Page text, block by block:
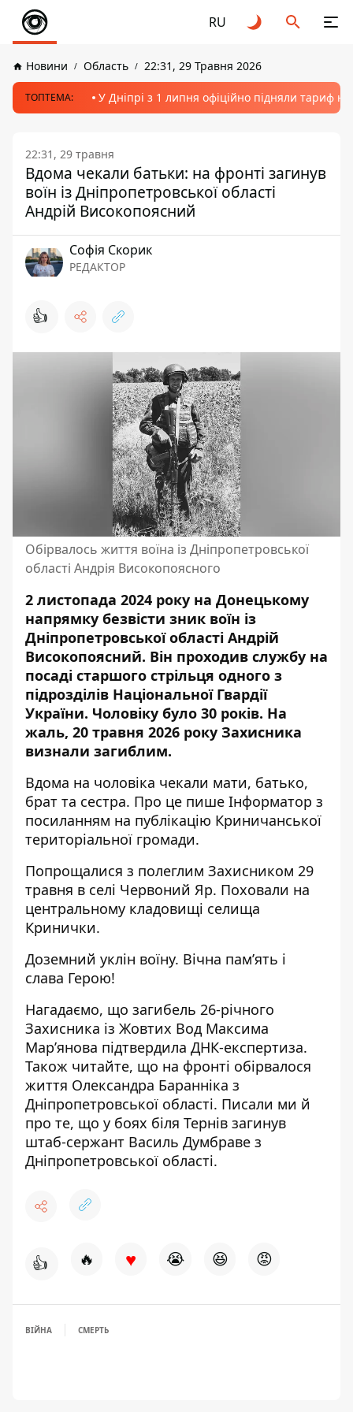
RU
Новини Область 22:31, 29 Травня 2026
ТОПТЕМА: У Дніпрі з 1 липня офіційно підняли тариф
22:31, 29 травня
Вдома чекали батьки: на фронті загинув
воїн із Дніпропетровської області
Андрій Високопоясний
Софія Скорик
РЕДАКТОР
👍
Обірвалось життя воїна із Дніпропетровської
області Андрія Високопоясного
2 листопада 2024 року на Донецькому
напрямку безвісти зник воїн із
Дніпропетровської області Андрій
Високопоясний. Він проходив службу на
посаді старшого стрільця одного з
підрозділів Національної Гвардії
України. Чоловіку було 30 років. На
жаль, 20 травня 2026 року Захисника
визнали загиблим.
Вдома на чоловіка чекали мати, батько,
брат та сестра. Про це пише Інформатор з
посиланням на публікацію Криничанської
територіальної громади.
Попрощалися з полеглим Захисником 29
травня в селі Червоний Яр. Поховали на
центральному кладовищі селища
Кринички.
Доземний уклін воїну. Вічна пам’ять і
слава Герою!
Нагадаємо, що загибель 26-річного
Захисника із Жовтих Вод Максима
Мар’янова підтвердила ДНК-експертиза.
Також читайте, що на фронті обірвалося
життя Олександра Баранніка з
Дніпропетровської області. Писали ми й
про те, що у боях біля Тернів загинув
штаб-сержант Василь Думбраве з
Дніпропетровської області.
👍 🔥 ♥ 😭 😆 😡
ВІЙНА СМЕРТЬ